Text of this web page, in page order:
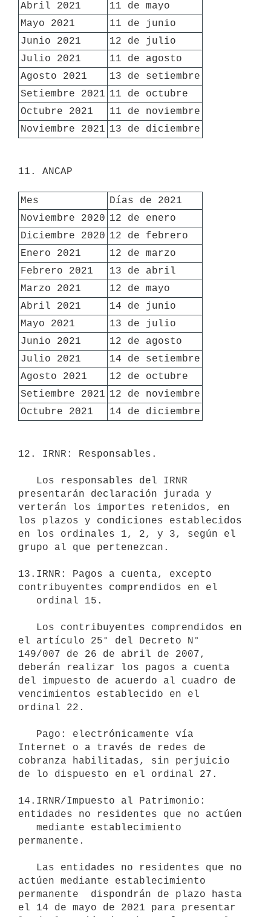
Abril 2021
11 de mayo
Mayo 2021
11 de junio
Junio 2021
12 de julio
Julio 2021
11 de agosto
Agosto 2021
13 de setiembre
Setiembre 2021 11 de octubre
Octubre 2021
11 de noviembre
Noviembre 2021 13 de diciembre
11. ANCAP
Mes
Días de 2021
Noviembre 2020 12 de enero
Diciembre 2020 12 de febrero
Enero 2021
12 de marzo
Febrero 2021
13 de abril
Marzo 2021
12 de mayo
Abril 2021
14 de junio
Mayo 2021
13 de julio
Junio 2021
12 de agosto
Julio 2021
14 de setiembre
Agosto 2021
12 de octubre
Setiembre 2021 12 de noviembre
Octubre 2021
14 de diciembre
12. IRNR: Responsables.
presentarán declaración jurada y
verterán los importes retenidos, en
los plazos y condiciones establecidos
en los ordinales 1, 2, y 3, según el
grupo al que pertenezcan.
13.IRNR: Pagos a cuenta, excepto
contribuyentes comprendidos en el
el artículo 25° del Decreto N°
149/007 de 26 de abril de 2007,
deberán realizar los pagos a cuenta
del impuesto de acuerdo al cuadro de
vencimientos establecido en el
ordinal 22.
Internet o a través de redes de
cobranza habilitadas, sin perjuicio
de lo dispuesto en el ordinal 27.
14.IRNR/Impuesto al Patrimonio:
entidades no residentes que no actúen
permanente.
actúen mediante establecimiento
permanente  dispondrán de plazo hasta
el 14 de mayo de 2021 para presentar